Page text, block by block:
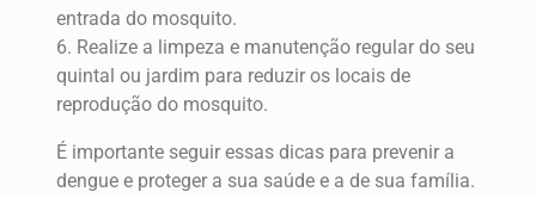
entrada do mosquito.
6. Realize a limpeza e manutenção regular do seu
quintal ou jardim para reduzir os locais de
reprodução do mosquito.
É importante seguir essas dicas para prevenir a
dengue e proteger a sua saúde e a de sua família.